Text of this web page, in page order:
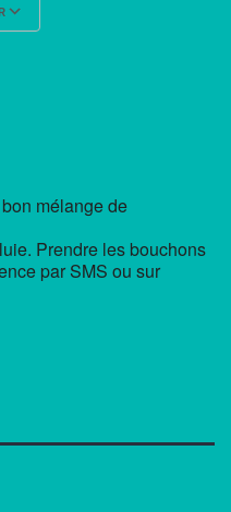
mélange de
Prendre les bouchons
par SMS ou sur